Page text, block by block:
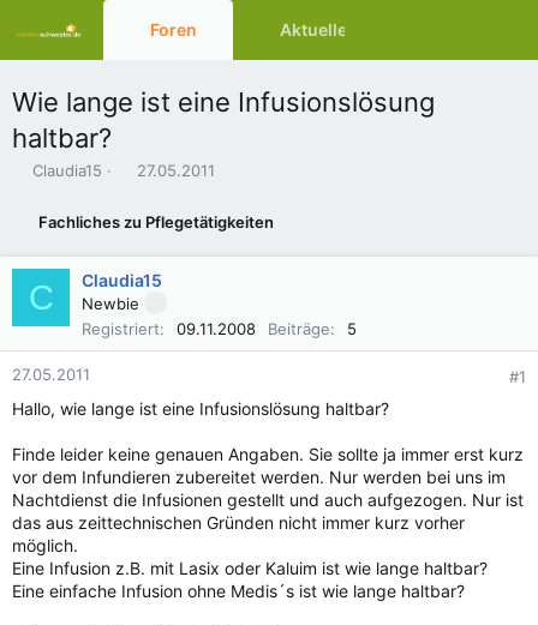
Foren Aktuelles
Wie lange ist eine Infusionslösung
haltbar?
E
e
l
Claudia15
E
t
e
l
l
t
27.05.2011
Fachliches zu Pflegetätigkeiten
C Claudia15
Newbie
Registriert
09.11.2008 Beiträge 5
27.05.2011 #1
Hallo, wie lange ist eine Infusionslösung haltbar?
Finde leider keine genauen Angaben. Sie sollte ja immer erst kurz
vor dem Infundieren zubereitet werden. Nur werden bei uns im
Nachtdienst die Infusionen gestellt und auch aufgezogen. Nur ist
das aus zeittechnischen Gründen nicht immer kurz vorher
möglich.
Eine Infusion z.B. mit Lasix oder Kaluim ist wie lange haltbar?
Eine einfache Infusion ohne Medis´s ist wie lange haltbar?